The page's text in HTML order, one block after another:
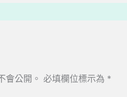
會公開。 必填欄位標示為 *